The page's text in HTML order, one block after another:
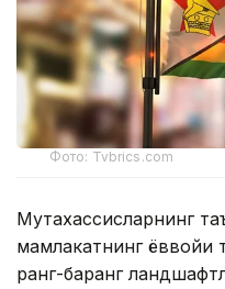
Фото: Tvbrics.com
Мутахассисларнинг
мамлакатнинг ёввойи
ранг-баранг